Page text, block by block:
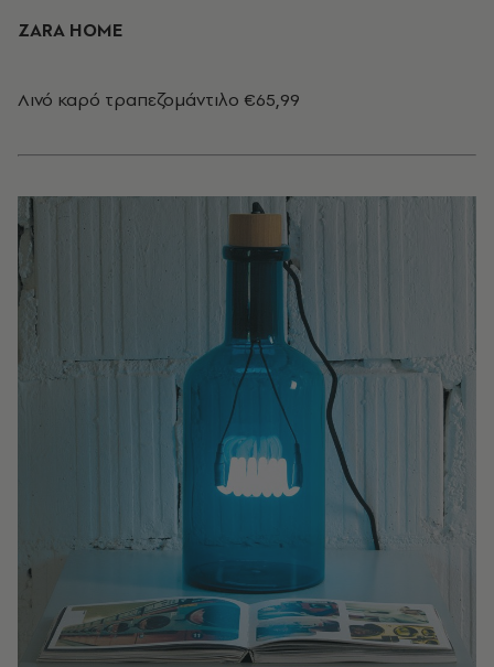
ZARA HOME
Λινό καρό τραπεζομάντιλο €65,99